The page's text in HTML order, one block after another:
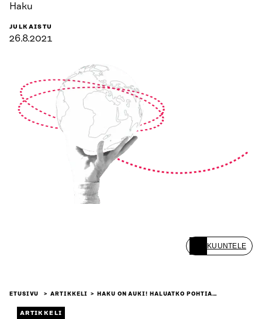
Haku
JULKAISTU
26.8.2021
KUUNTELE
ETUSIVU ARTIKKELI HAKU ON AUKI! HALUATKO POHTIA…
ARTIKKELI